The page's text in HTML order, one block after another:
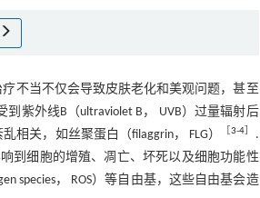
不当不仅会导致皮肤老化和美观问题，甚至
到紫外线B（ultraviolet B， UVB）过量辐射后
关，如丝聚蛋白（filaggrin， FLG）
［3-4
.
到细胞的增殖、凋亡、坏死以及细胞功能性
species， ROS）等自由基，这些自由基会造